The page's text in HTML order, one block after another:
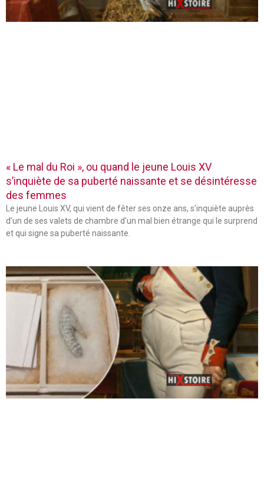
« Le mal du Roi », ou quand le jeune Louis XV
s’inquiète de sa puberté naissante et se désintéresse
des femmes
Le jeune Louis XV, qui vient de fêter ses onze ans, s’inquiète auprès
d’un de ses valets de chambre d’un mal bien étrange qui le surprend
et qui signe sa puberté naissante.